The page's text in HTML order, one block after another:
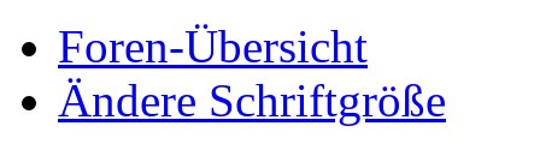
Foren-Übersicht
Ändere Schriftgröße